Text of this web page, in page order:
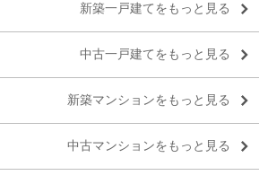
新築一戸建てをもっと見る
中古一戸建てをもっと見る
新築マンションをもっと見る
中古マンションをもっと見る